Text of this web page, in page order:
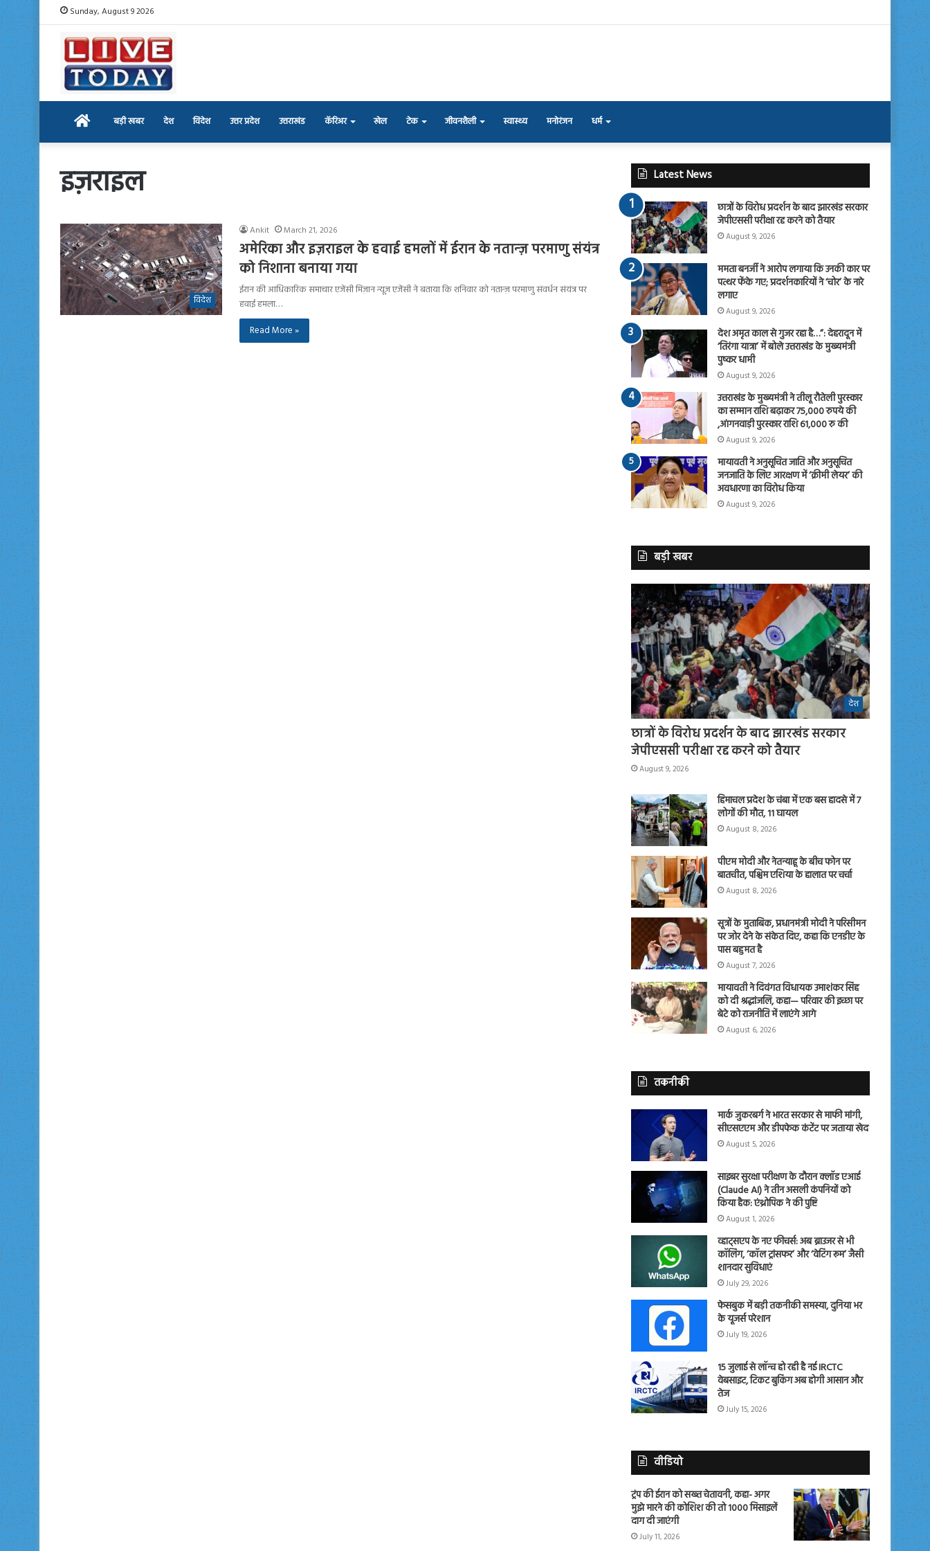
Sunday, August 9 2026
Home बड़ी खबर देश विदेश उत्तर प्रदेश उत्तराखंड कॅरिअर खेल टेक जीवनशैली स्वास्थ्य मनोरंजन धर्म
इज़राइल
विदेश
Ankit March 21, 2026
अमेरिका और इज़राइल के हवाई हमलों में ईरान के नतान्ज़ परमाणु संयंत्र
को निशाना बनाया गया
ईरान की आधिकारिक समाचार एजेंसी मिज़ान न्यूज़ एजेंसी ने बताया कि शनिवार को नतान्ज़ परमाणु संवर्धन संयंत्र पर
हवाई हमला…
Read More »
Latest News
छात्रों के विरोध प्रदर्शन के बाद झारखंड सरकार
जेपीएससी परीक्षा रद्द करने को तैयार
August 9, 2026
ममता बनर्जी ने आरोप लगाया कि उनकी कार पर
पत्थर फेंके गए; प्रदर्शनकारियों ने ‘चोर’ के नारे
लगाए
August 9, 2026
देश अमृत काल से गुजर रहा है…”: देहरादून में
‘तिरंगा यात्रा’ में बोले उत्तराखंड के मुख्यमंत्री
पुष्कर धामी
August 9, 2026
उत्तराखंड के मुख्यमंत्री ने तीलू रौतेली पुरस्कार
का सम्मान राशि बढ़ाकर 75,000 रुपये की
,आंगनवाड़ी पुरस्कार राशि 61,000 रु की
August 9, 2026
मायावती ने अनुसूचित जाति और अनुसूचित
जनजाति के लिए आरक्षण में ‘क्रीमी लेयर’ की
अवधारणा का विरोध किया
August 9, 2026
बड़ी खबर
देश
छात्रों के विरोध प्रदर्शन के बाद झारखंड सरकार
जेपीएससी परीक्षा रद्द करने को तैयार
August 9, 2026
हिमाचल प्रदेश के चंबा में एक बस हादसे में 7
लोगों की मौत, 11 घायल
August 8, 2026
पीएम मोदी और नेतन्याहू के बीच फोन पर
बातचीत, पश्चिम एशिया के हालात पर चर्चा
August 8, 2026
सूत्रों के मुताबिक, प्रधानमंत्री मोदी ने परिसीमन
पर जोर देने के संकेत दिए, कहा कि एनडीए के
पास बहुमत है
August 7, 2026
मायावती ने दिवंगत विधायक उमाशंकर सिंह
को दी श्रद्धांजलि, कहा— परिवार की इच्छा पर
बेटे को राजनीति में लाएंगे आगे
August 6, 2026
तकनीकी
मार्क जुकरबर्ग ने भारत सरकार से माफी मांगी,
सीएसएएम और डीपफेक कंटेंट पर जताया खेद
August 5, 2026
साइबर सुरक्षा परीक्षण के दौरान क्लॉड एआई
(Claude AI) ने तीन असली कंपनियों को
किया हैक: एंथ्रोपिक ने की पुष्टि
August 1, 2026
व्हाट्सएप के नए फीचर्स: अब ब्राउजर से भी
कॉलिंग, ‘कॉल ट्रांसफर’ और ‘वेटिंग रूम’ जैसी
शानदार सुविधाएं
July 29, 2026
फेसबुक में बड़ी तकनीकी समस्या, दुनिया भर
के यूजर्स परेशान
July 19, 2026
15 जुलाई से लॉन्च हो रही है नई IRCTC
वेबसाइट, टिकट बुकिंग अब होगी आसान और
तेज
July 15, 2026
वीडियो
ट्रंप की ईरान को सख्त चेतावनी, कहा- अगर
मुझे मारने की कोशिश की तो 1000 मिसाइलें
दाग दी जाएंगी
July 11, 2026